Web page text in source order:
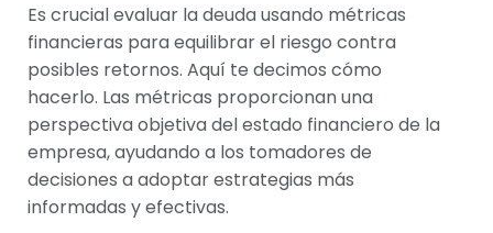
Es crucial evaluar la deuda usando métricas
financieras para equilibrar el riesgo contra
posibles retornos. Aquí te decimos cómo
hacerlo. Las métricas proporcionan una
perspectiva objetiva del estado financiero de la
empresa, ayudando a los tomadores de
decisiones a adoptar estrategias más
informadas y efectivas.